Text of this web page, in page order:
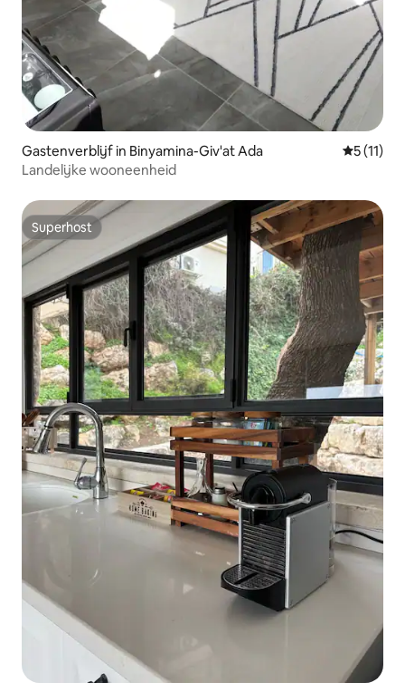
Gastenverblijf in Binyamina-Giv'at Ada
5 (11)
Landelijke wooneenheid
Superhost
Superhost